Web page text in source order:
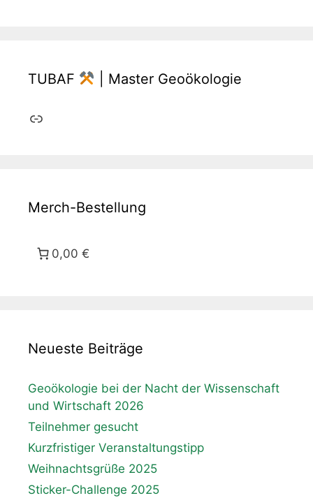
TUBAF | Master Geoökologie
Link
Merch-Bestellung
0,00 €
Neueste Beiträge
Geoökologie bei der Nacht der Wissenschaft
und Wirtschaft 2026
Teilnehmer gesucht
Kurzfristiger Veranstaltungstipp
Weihnachtsgrüße 2025
Sticker-Challenge 2025